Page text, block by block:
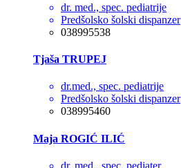
dr. med., spec. pediatrije
Predšolsko šolski dispanzer
038995538
Tjaša TRUPEJ
dr.med., spec. pediatrije
Predšolsko šolski dispanzer
038995460
Maja ROGIĆ ILIĆ
dr. med., spec. pediater